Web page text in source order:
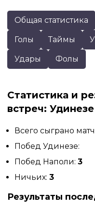
Общая статистика
Голы Таймы
Удары Фолы
Статистика и
встреч:
Всего сыграно
Побед Удинезе:
Побед Наполи: 3
Ничьих: 3
Результаты